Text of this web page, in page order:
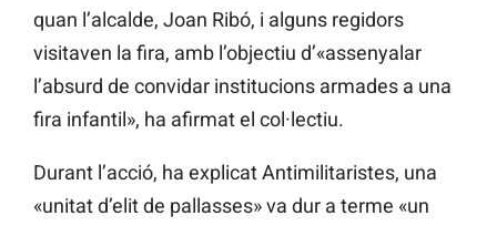
quan l’alcalde, Joan Ribó, i alguns regidors
visitaven la fira, amb l’objectiu d’«assenyalar
l’absurd de convidar institucions armades a una
fira infantil», ha afirmat el col·lectiu.
Durant l’acció, ha explicat Antimilitaristes, una
«unitat d’elit de pallasses» va dur a terme «un